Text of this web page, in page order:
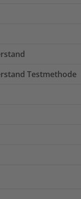
Testmethode